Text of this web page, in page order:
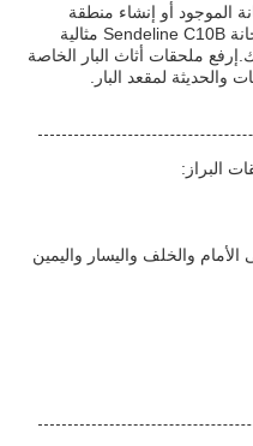
الموجود أو إنشاء منطقة
جلوس جديدة ، فإن ملحقات كرسي الحانة Sendeline C10B مثالية
ملحقات أثاث البار الخاصة
لمقعد البار.
البراز:
والخلف واليسار واليمين